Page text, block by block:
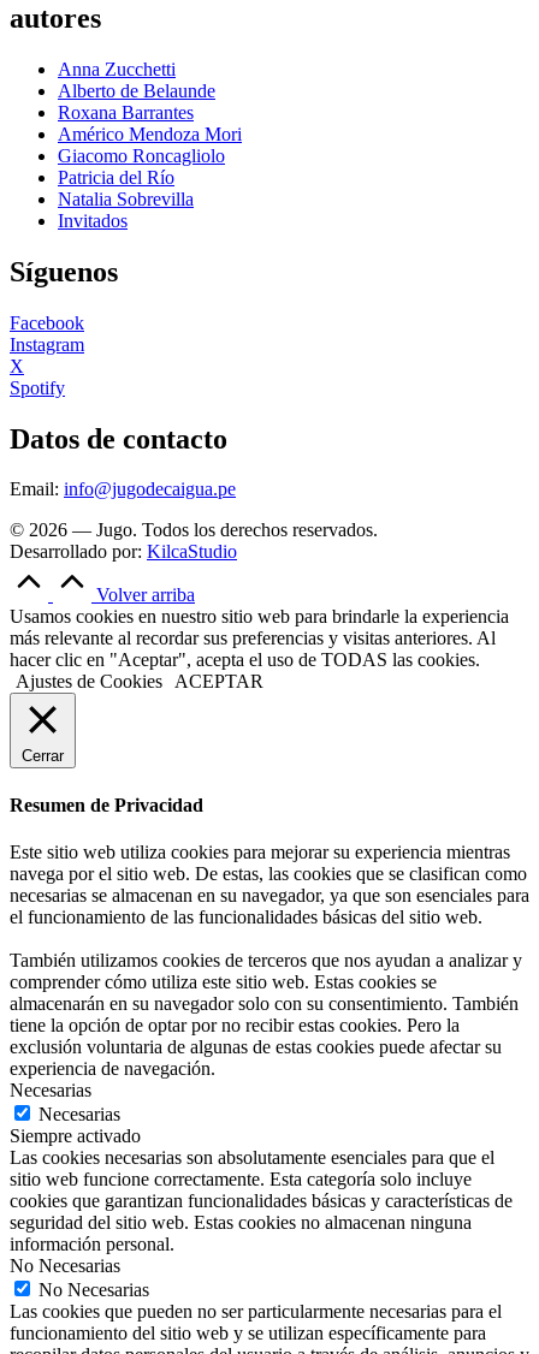
autores
Anna Zucchetti
Alberto de Belaunde
Roxana Barrantes
Américo Mendoza Mori
Giacomo Roncagliolo
Patricia del Río
Natalia Sobrevilla
Invitados
Síguenos
Facebook
Instagram
X
Spotify
Datos de contacto
Email: info@jugodecaigua.pe
© 2026 — Jugo. Todos los derechos reservados.
Desarrollado por: KilcaStudio
Volver arriba
Usamos cookies en nuestro sitio web para brindarle la experiencia
más relevante al recordar sus preferencias y visitas anteriores. Al
hacer clic en "Aceptar", acepta el uso de TODAS las cookies.
Ajustes de Cookies ACEPTAR
Cerrar
Resumen de Privacidad
Este sitio web utiliza cookies para mejorar su experiencia mientras
navega por el sitio web. De estas, las cookies que se clasifican como
necesarias se almacenan en su navegador, ya que son esenciales para
el funcionamiento de las funcionalidades básicas del sitio web.
También utilizamos cookies de terceros que nos ayudan a analizar y
comprender cómo utiliza este sitio web. Estas cookies se
almacenarán en su navegador solo con su consentimiento. También
tiene la opción de optar por no recibir estas cookies. Pero la
exclusión voluntaria de algunas de estas cookies puede afectar su
experiencia de navegación.
Necesarias
Necesarias
Siempre activado
Las cookies necesarias son absolutamente esenciales para que el
sitio web funcione correctamente. Esta categoría solo incluye
cookies que garantizan funcionalidades básicas y características de
seguridad del sitio web. Estas cookies no almacenan ninguna
información personal.
No Necesarias
No Necesarias
Las cookies que pueden no ser particularmente necesarias para el
funcionamiento del sitio web y se utilizan específicamente para